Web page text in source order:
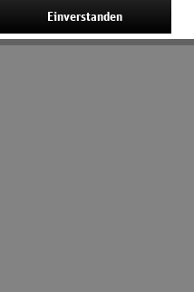
Einverstanden